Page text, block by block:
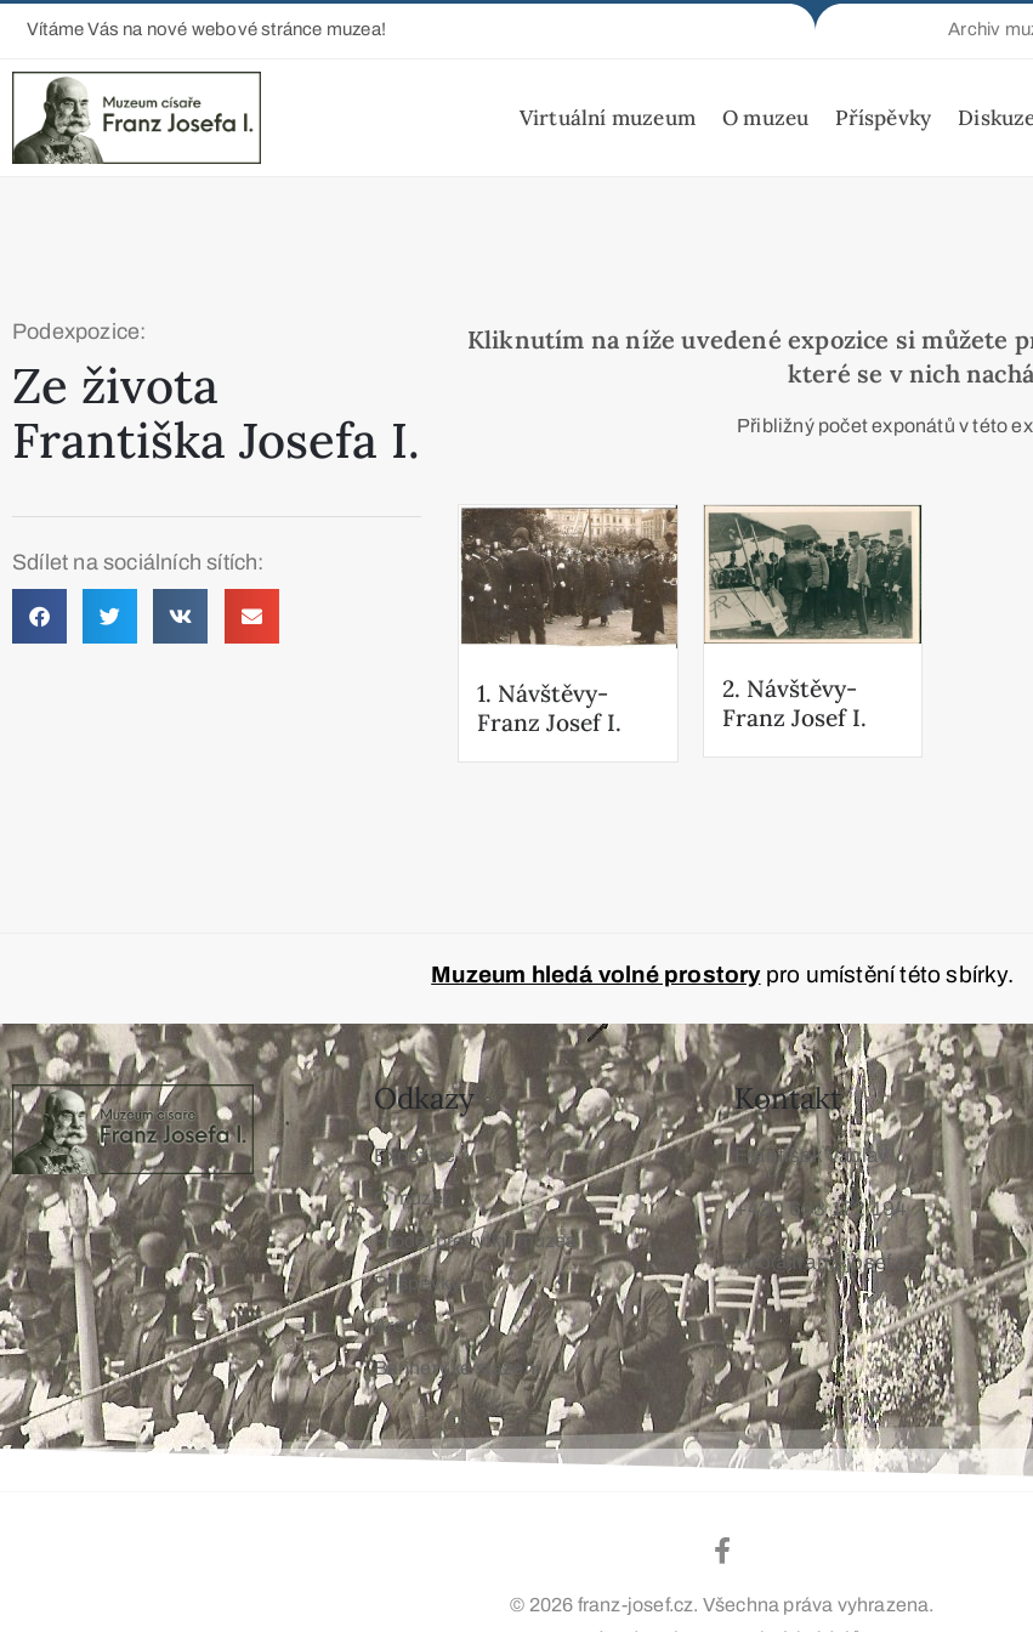
Vítáme Vás na nové webové stránce muzea! Archiv
Virtuální muzeum O muzeu Příspěvky
Podexpozice:
Ze života
Františka Josefa I.
Sdílet na sociálních sítích:
Kliknutím na níže uvedené expozice si můžete
které se v nich
Přibližný počet exponátů v této
1. Návštěvy-
Franz Josef I.
2. Návštěvy-
Franz Josef I.
Muzeum hledá volné prostorypro umístění této sbírky.
Odkazy
Expozice
O muzeu
Prodej přebytků muzea
Příspěvky
Archiv
Bannery ke stažení
Kontakt
František Václav
+420 603 172 194
info@franz-josef.cz
© 2026 franz-josef.cz. Všechna práva vyhrazena.